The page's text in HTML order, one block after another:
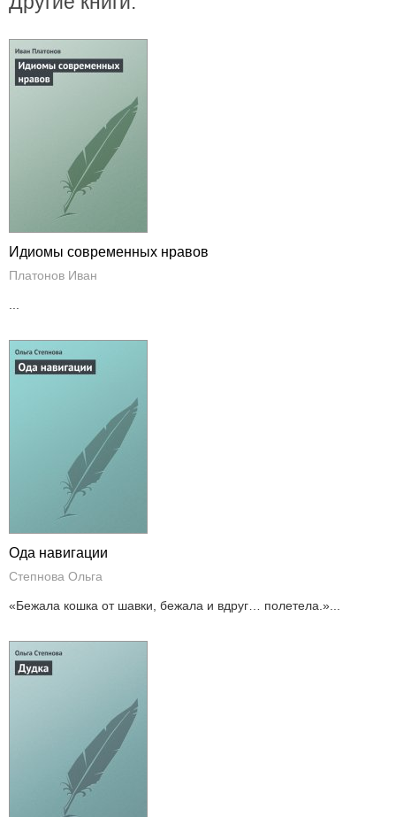
Идиомы современных нравов
Платонов Иван
Ода навигации
Степнова Ольга
«Бежала кошка от шавки, бежала и вдруг… полетела.»...